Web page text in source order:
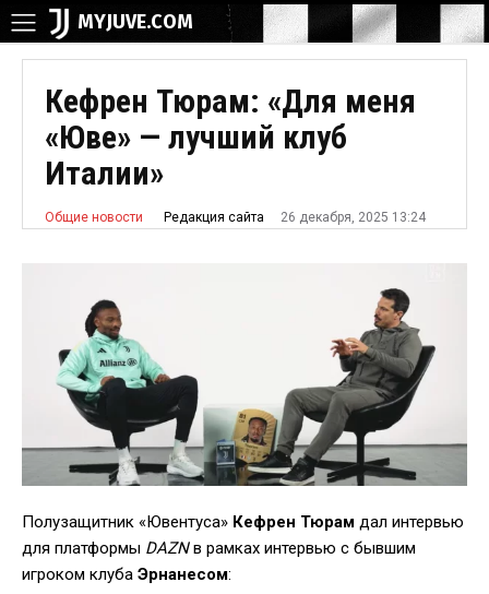
MYJUVE.COM
Кефрен Тюрам: «Для меня
«Юве» — лучший клуб
Италии»
Общие новости Редакция сайта 26 декабря, 2025 13:24
Полузащитник «Ювентуса» Кефрен Тюрам дал интервью
для платформы DAZNв рамках интервью с бывшим
игроком клуба Эрнанесом: